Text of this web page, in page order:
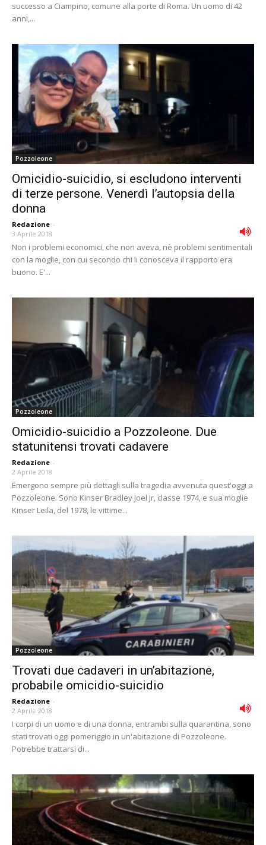
successo a Ciampino, comune alla porte di Roma. Un uomo di 42
anni,...
Pozzoleone
Omicidio-suicidio, si escludono interventi
di terze persone. Venerdì l’autopsia della
donna
Redazione -
3 Aprile 2018
Non i problemi economici, che non aveva, nè problemi sentimentali
con la moglie, con cui secondo chi li conosceva il rapporto era
buono. E'...
Pozzoleone
Omicidio-suicidio a Pozzoleone. Due
statunitensi trovati cadavere
Redazione -
2 Aprile 2018
Emergono sempre più dettagli sulla tragedia avvenuta quest'oggi a
Pozzoleone. Sono Kinser Bradley Joel Jr, classe 1974, e sua moglie
Kinser Leila, del 1978, le vittime...
Pozzoleone
Trovati due cadaveri in un’abitazione,
probabile omicidio-suicidio
Redazione -
2 Aprile 2018
I corpi di un uomo e di una donna, entrambi sulla quarantina, sono
stati trovati oggi pomeriggio in un'abitazione di Pozzoleone.
Potrebbe trattarsi di...